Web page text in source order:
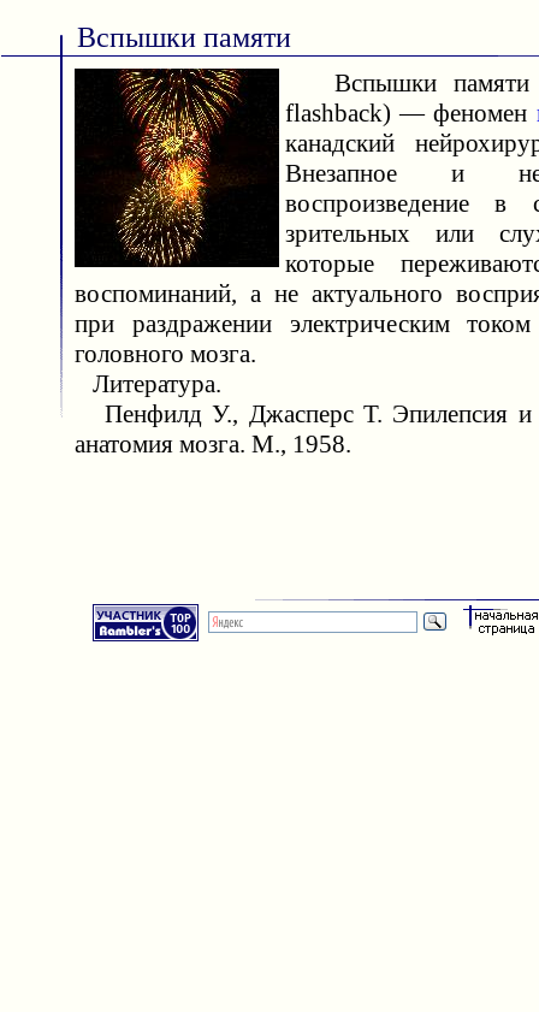
Вспышки памяти
Вспышки памяти
flashback) — феномен
канадский
Внезапное и
воспроизведение в
зрительных или
которые
воспоминаний, а не актуального
при раздражении электрическим
головного мозга.
Литература.
Пенфилд У., Джасперс Т. Эпилепсия и
анатомия мозга. М., 1958.